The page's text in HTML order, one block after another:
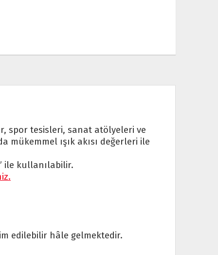
spor tesisleri, sanat atölyeleri ve
ışık akısı değerleri ile
ile kullanılabilir.
edilebilir hâle gelmektedir.